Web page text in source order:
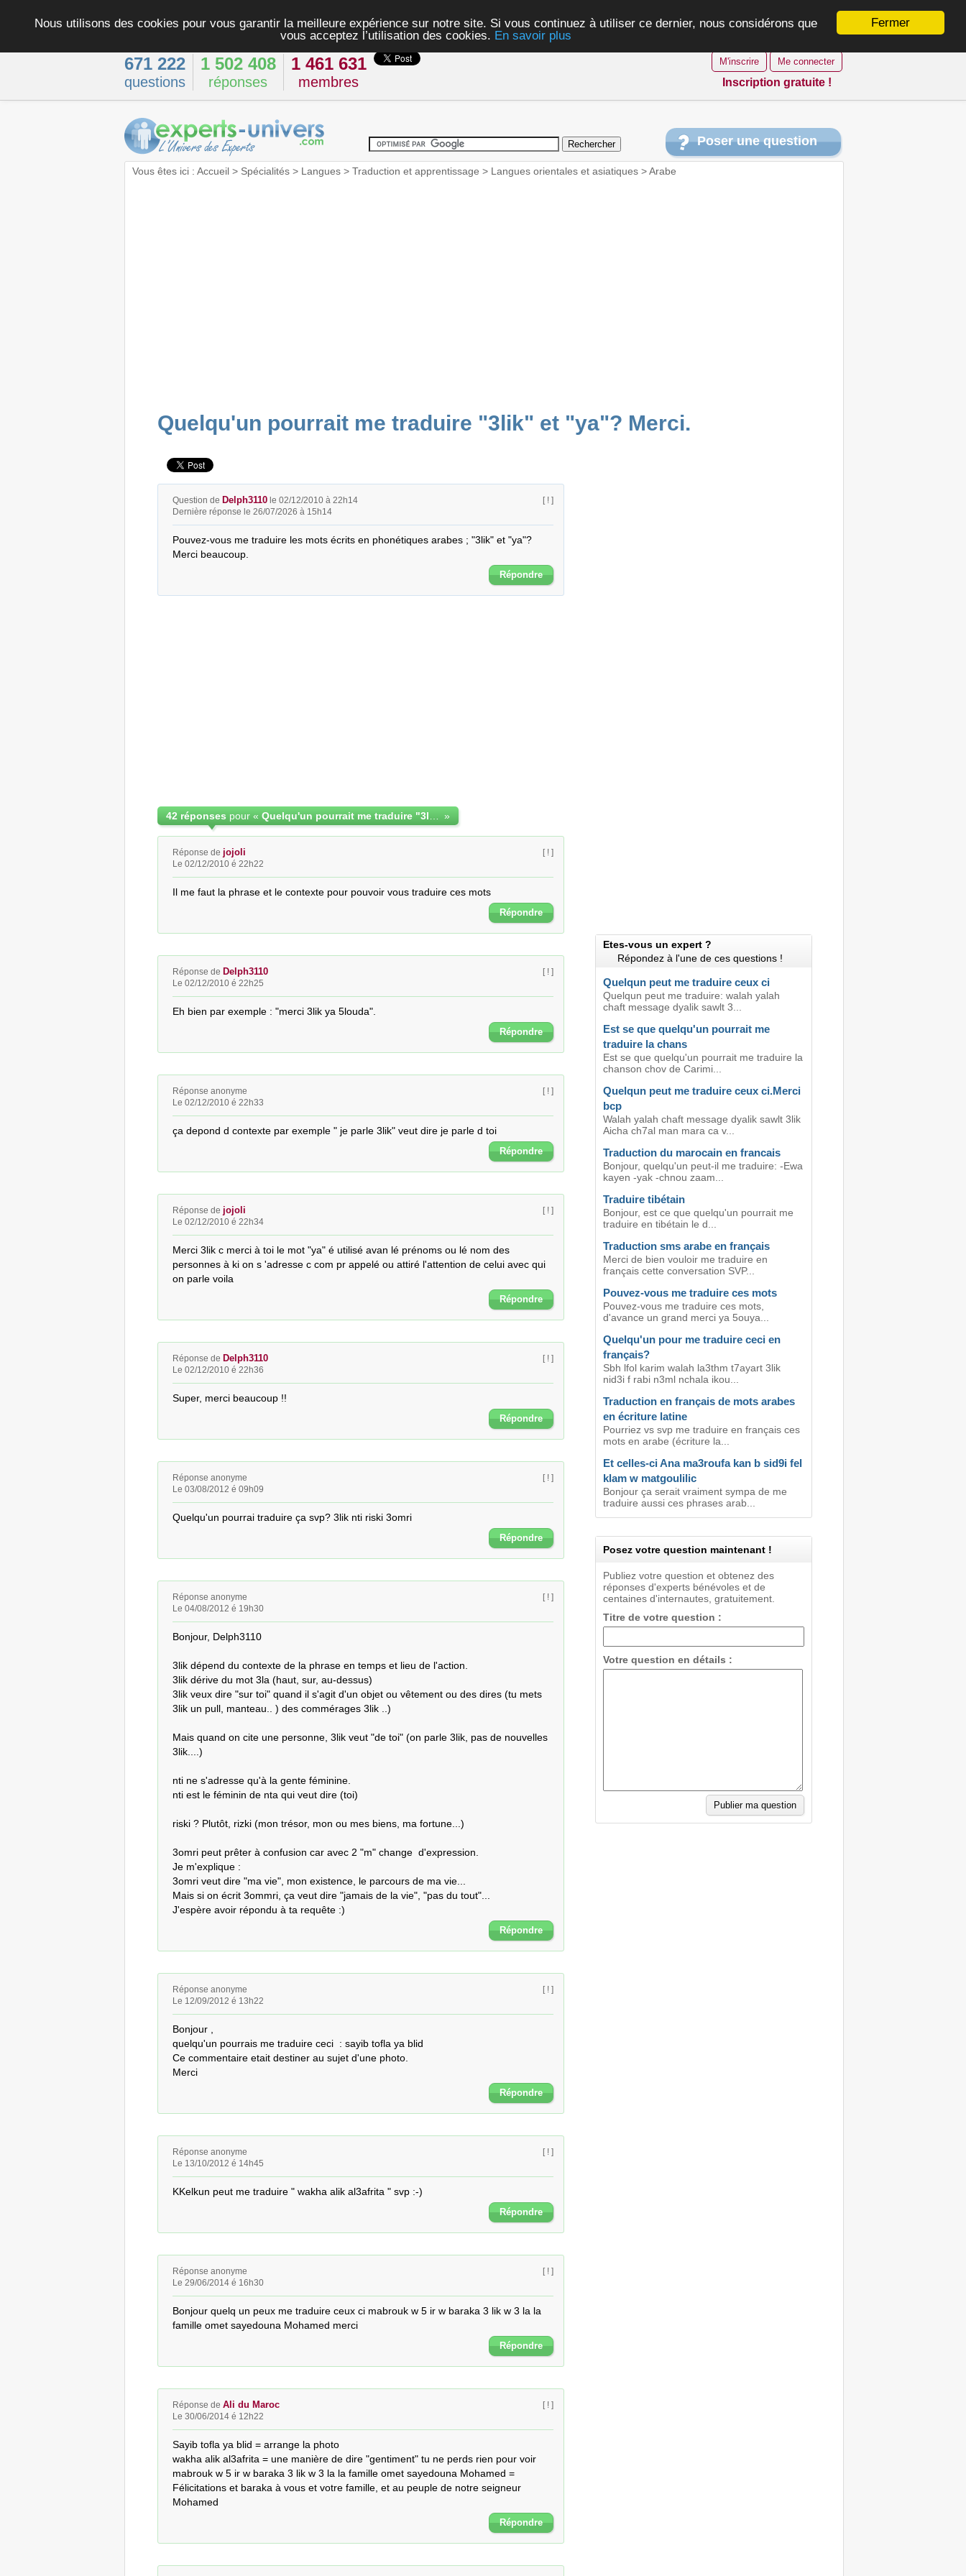
Fermer
Nous utilisons des cookies pour vous garantir la meilleure expérience sur notre site. Si vous continuez à utiliser ce dernier, nous considérons que
vous acceptez l’utilisation des cookies. En savoir plus
671 222
questions
1 502 408
réponses
1 461 631
membres
M'inscrire Me connecter
Inscription gratuite !
Poser une question
Vous êtes ici : Accueil> Spécialités> Langues> Traduction et apprentissage > Langues orientales et asiatiques>Arabe
Quelqu'un pourrait me traduire "3lik" et "ya"? Merci.
Question de Delph3110le 02/12/2010 à 22h14
Dernière réponse le 26/07/2026 à 15h14
[ ! ]
Pouvez-vous me traduire les mots écrits en phonétiques arabes ; "3lik" et "ya"?
Merci beaucoup.
Répondre
42 réponses pour « »
Réponse de jojoli
Le 02/12/2010 é 22h22
[ ! ]
Il me faut la phrase et le contexte pour pouvoir vous traduire ces mots
Répondre
Réponse de Delph3110
Le 02/12/2010 é 22h25
[ ! ]
Eh bien par exemple : "merci 3lik ya 5louda".
Répondre
Réponse anonyme
Le 02/12/2010 é 22h33
[ ! ]
ça depond d contexte par exemple " je parle 3lik" veut dire je parle d toi
Répondre
Réponse de jojoli
Le 02/12/2010 é 22h34
[ ! ]
Merci 3lik c merci à toi le mot "ya" é utilisé avan lé prénoms ou lé nom des
personnes à ki on s 'adresse c com pr appelé ou attiré l'attention de celui avec qui
on parle voila
Répondre
Réponse de Delph3110
Le 02/12/2010 é 22h36
[ ! ]
Super, merci beaucoup !!
Répondre
Réponse anonyme
Le 03/08/2012 é 09h09
[ ! ]
Quelqu'un pourrai traduire ça svp? 3lik nti riski 3omri
Répondre
Réponse anonyme
Le 04/08/2012 é 19h30
[ ! ]
Bonjour, Delph3110
3lik dépend du contexte de la phrase en temps et lieu de l'action.
3lik dérive du mot 3la (haut, sur, au-dessus)
3lik veux dire "sur toi" quand il s'agit d'un objet ou vêtement ou des dires (tu mets
3lik un pull, manteau.. ) des commérages 3lik ..)
Mais quand on cite une personne, 3lik veut "de toi" (on parle 3lik, pas de nouvelles
3lik....)
nti ne s'adresse qu'à la gente féminine.
nti est le féminin de nta qui veut dire (toi)
riski ? Plutôt, rizki (mon trésor, mon ou mes biens, ma fortune...)
3omri peut prêter à confusion car avec 2 "m" change  d'expression.
Je m'explique :
3omri veut dire "ma vie", mon existence, le parcours de ma vie...
Mais si on écrit 3ommri, ça veut dire "jamais de la vie", "pas du tout"...
J'espère avoir répondu à ta requête :)
Répondre
Réponse anonyme
Le 12/09/2012 é 13h22
[ ! ]
Bonjour ,
quelqu'un pourrais me traduire ceci  : sayib tofla ya blid
Ce commentaire etait destiner au sujet d'une photo.
Merci
Répondre
Réponse anonyme
Le 13/10/2012 é 14h45
[ ! ]
KKelkun peut me traduire " wakha alik al3afrita " svp :-)
Répondre
Réponse anonyme
Le 29/06/2014 é 16h30
[ ! ]
Bonjour quelq un peux me traduire ceux ci mabrouk w 5 ir w baraka 3 lik w 3 la la
famille omet sayedouna Mohamed merci
Répondre
Réponse de Ali du Maroc
Le 30/06/2014 é 12h22
[ ! ]
Sayib tofla ya blid = arrange la photo
wakha alik al3afrita = une manière de dire "gentiment" tu ne perds rien pour voir
mabrouk w 5 ir w baraka 3 lik w 3 la la famille omet sayedouna Mohamed =
Félicitations et baraka à vous et votre famille, et au peuple de notre seigneur
Mohamed
Répondre
Etes-vous un expert ?
Répondez à l'une de ces questions !
Quelqun peut me traduire ceux ci
Quelqun peut me traduire: walah yalah
chaft message dyalik sawlt 3...
Est se que quelqu'un pourrait me
traduire la chans
Est se que quelqu'un pourrait me traduire la
chanson chov de Carimi...
Quelqun peut me traduire ceux ci.Merci
bcp
Walah yalah chaft message dyalik sawlt 3lik
Aicha ch7al man mara ca v...
Traduction du marocain en francais
Bonjour, quelqu'un peut-il me traduire: -Ewa
kayen -yak -chnou zaam...
Traduire tibétain
Bonjour, est ce que quelqu'un pourrait me
traduire en tibétain le d...
Traduction sms arabe en français
Merci de bien vouloir me traduire en
français cette conversation SVP...
Pouvez-vous me traduire ces mots
Pouvez-vous me traduire ces mots,
d'avance un grand merci ya 5ouya...
Quelqu'un pour me traduire ceci en
français?
Sbh lfol karim walah la3thm t7ayart 3lik
nid3i f rabi n3ml nchala ikou...
Traduction en français de mots arabes
en écriture latine
Pourriez vs svp me traduire en français ces
mots en arabe (écriture la...
Et celles-ci Ana ma3roufa kan b sid9i fel
klam w matgoulilic
Bonjour ça serait vraiment sympa de me
traduire aussi ces phrases arab...
Posez votre question maintenant !
Publiez votre question et obtenez des
réponses d'experts bénévoles et de
centaines d'internautes, gratuitement.
Titre de votre question :
Votre question en détails :